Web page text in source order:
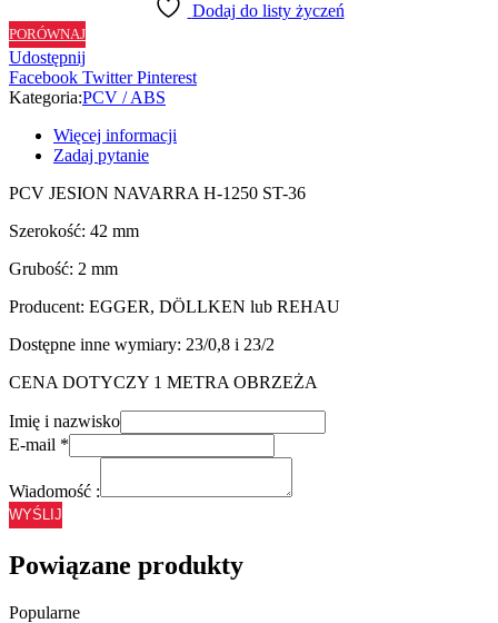
H1250
ST36
-
42/2
Dodaj do listy życzeń
PORÓWNAJ
Udostępnij
Facebook Twitter Pinterest
Kategoria:PCV / ABS
Więcej informacji
Zadaj pytanie
PCV JESION NAVARRA H-1250 ST-36
Szerokość: 42 mm
Grubość: 2 mm
Producent: EGGER, DÖLLKEN lub REHAU
Dostępne inne wymiary: 23/0,8 i 23/2
CENA DOTYCZY 1 METRA OBRZEŻA
Imię i nazwisko
E-mail *
Wiadomość :
WYŚLIJ
Powiązane produkty
Popularne